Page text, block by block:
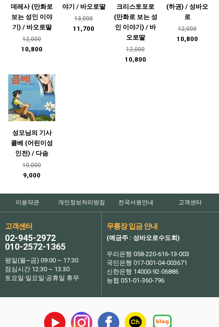
데레사 (만화로
보는 성인 이야
기) / 바오로딸
12,000
10,800
야기 / 바오로딸
13,000
11,700
크리스토포로
(만화로 보는 성
인 이야기) / 바
오로딸
12,000
10,800
(하권) / 성바오
로
12,000
10,800
성모님의 기사
콜베 (어린이성
인전) / 다솜
10,000
9,000
이용약관 개인정보처리방침 전국서원안내 고객센터
고객센터
02-945-2972
010-2572-1365
평일(월~금) 09:00 ~ 17:30
점심시간 12:30 ~ 13:30
토요일·일요일·공휴일 휴무
무통장 입금 안내
(예금주 : 성바오로수도회)
우리은행 058-220-616-13-003
국민은행 017-001-04-003671
신한은행 14000-92-06886
농협 051-01-360-796